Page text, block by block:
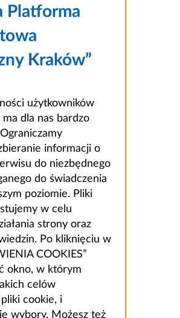
Platforma
Kraków”
użytkowników
dla nas bardzo
informacji o
do niezbędnego
do świadczenia
poziomie. Pliki
w celu
strony oraz
Po kliknięciu w
COOKIES”
okno, w którym
celów
cookie, i
wybory. Możesz też